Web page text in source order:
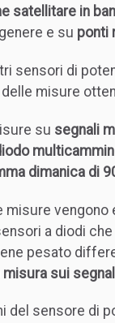
satellitare in
e su ponti
sensori di
delle misure
su segnali
dimanica di
misure
a diodi
pesato
misura sui
del sensore di